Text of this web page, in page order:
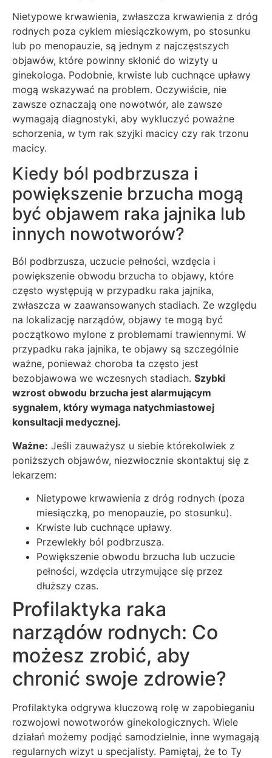
Nietypowe krwawienia, zwłaszcza krwawienia z dróg
rodnych poza cyklem miesiączkowym, po stosunku
lub po menopauzie, są jednym z najczęstszych
objawów, które powinny skłonić do wizyty u
ginekologa. Podobnie, krwiste lub cuchnące upławy
mogą wskazywać na problem. Oczywiście, nie
zawsze oznaczają one nowotwór, ale zawsze
wymagają diagnostyki, aby wykluczyć poważne
schorzenia, w tym rak szyjki macicy czy rak trzonu
macicy.
Kiedy ból podbrzusza i
powiększenie brzucha mogą
być objawem raka jajnika lub
innych nowotworów?
Ból podbrzusza, uczucie pełności, wzdęcia i
powiększenie obwodu brzucha to objawy, które
często występują w przypadku raka jajnika,
zwłaszcza w zaawansowanych stadiach. Ze względu
na lokalizację narządów, objawy te mogą być
początkowo mylone z problemami trawiennymi. W
przypadku raka jajnika, te objawy są szczególnie
ważne, ponieważ choroba ta często jest
bezobjawowa we wczesnych stadiach. Szybki
wzrost obwodu brzucha jest alarmującym
sygnałem, który wymaga natychmiastowej
konsultacji medycznej.
Ważne: Jeśli zauważysz u siebie którekolwiek z
poniższych objawów, niezwłocznie skontaktuj się z
lekarzem:
Nietypowe krwawienia z dróg rodnych (poza
miesiączką, po menopauzie, po stosunku).
Krwiste lub cuchnące upławy.
Przewlekły ból podbrzusza.
Powiększenie obwodu brzucha lub uczucie
pełności, wzdęcia utrzymujące się przez
dłuższy czas.
Profilaktyka raka
narządów rodnych: Co
możesz zrobić, aby
chronić swoje zdrowie?
Profilaktyka odgrywa kluczową rolę w zapobieganiu
rozwojowi nowotworów ginekologicznych. Wiele
działań możemy podjąć samodzielnie, inne wymagają
regularnych wizyt u specjalisty. Pamiętaj, że to Ty